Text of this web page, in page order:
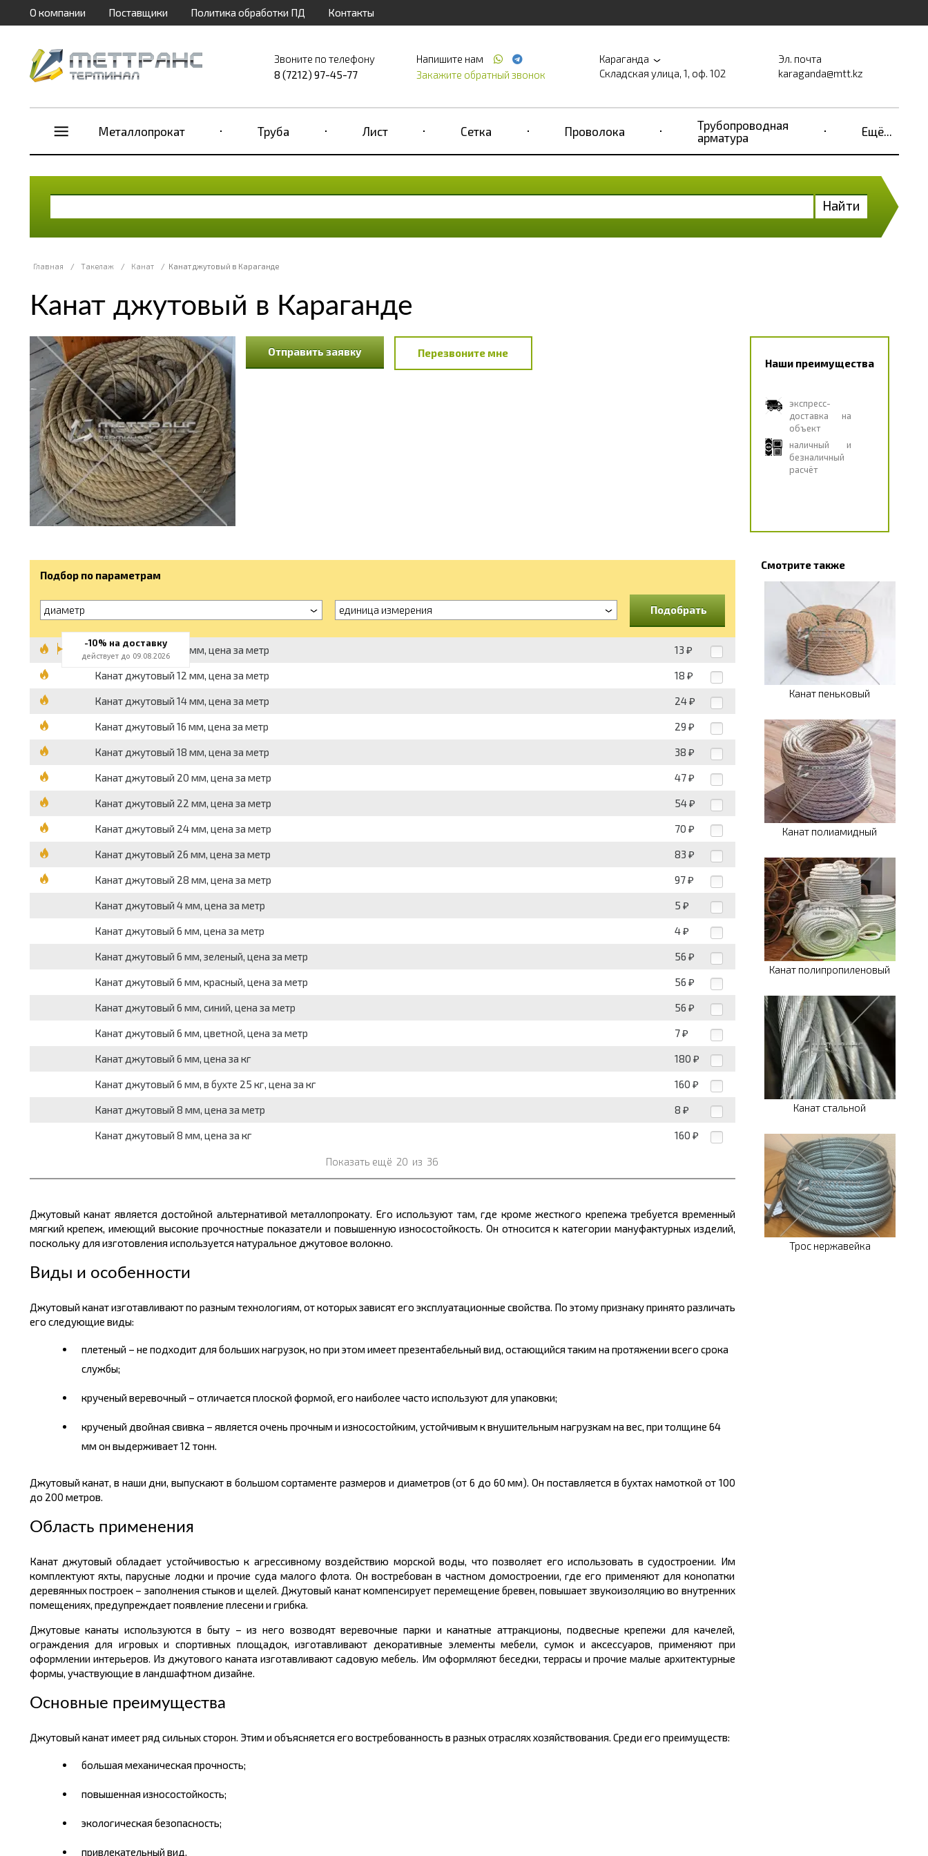
О компании Поставщики Политика обработки ПД Контакты
Звоните по телефону
8 (7212) 97-45-77
Напишите нам
Закажите обратный звонок
Караганда
Складская улица, 1, оф. 102
Эл. почта
karaganda@mtt.kz
Металлопрокат Труба Лист Сетка Проволока
Трубопроводная
арматура
Ещё...
Найти
Главная / Такелаж / Канат / Канат джутовый в Караганде
Канат джутовый в Караганде
Отправить заявку
Перезвоните мне
Наши преимущества
экспресс-
доставка на
объект
наличный и
безналичный
расчёт
Подбор по параметрам
диаметр единица измерения Подобрать
Канат джутовый 10 мм, цена за метр 13 ₽
Канат джутовый 12 мм, цена за метр 18 ₽
Канат джутовый 14 мм, цена за метр 24 ₽
Канат джутовый 16 мм, цена за метр 29 ₽
Канат джутовый 18 мм, цена за метр 38 ₽
Канат джутовый 20 мм, цена за метр 47 ₽
Канат джутовый 22 мм, цена за метр 54 ₽
Канат джутовый 24 мм, цена за метр 70 ₽
Канат джутовый 26 мм, цена за метр 83 ₽
Канат джутовый 28 мм, цена за метр 97 ₽
Канат джутовый 4 мм, цена за метр 5 ₽
Канат джутовый 6 мм, цена за метр 4 ₽
Канат джутовый 6 мм, зеленый, цена за метр 56 ₽
Канат джутовый 6 мм, красный, цена за метр 56 ₽
Канат джутовый 6 мм, синий, цена за метр 56 ₽
Канат джутовый 6 мм, цветной, цена за метр 7 ₽
Канат джутовый 6 мм, цена за кг 180 ₽
Канат джутовый 6 мм, в бухте 25 кг, цена за кг 160 ₽
Канат джутовый 8 мм, цена за метр 8 ₽
Канат джутовый 8 мм, цена за кг 160 ₽
Показать ещё 20 из 36
Джутовый канат является достойной альтернативой металлопрокату. Его используют там, где кроме жесткого крепежа требуется временный
мягкий крепеж, имеющий высокие прочностные показатели и повышенную износостойкость. Он относится к категории мануфактурных изделий,
поскольку для изготовления используется натуральное джутовое волокно.
Виды и особенности
Джутовый канат изготавливают по разным технологиям, от которых зависят его эксплуатационные свойства. По этому признаку принято различать
его следующие виды:
плетеный – не подходит для больших нагрузок, но при этом имеет презентабельный вид, остающийся таким на протяжении всего срока
службы;
крученый веревочный – отличается плоской формой, его наиболее часто используют для упаковки;
крученый двойная свивка – является очень прочным и износостойким, устойчивым к внушительным нагрузкам на вес, при толщине 64
мм он выдерживает 12 тонн.
Джутовый канат, в наши дни, выпускают в большомсортаменте размеров и диаметров (от 6 до 60 мм). Он поставляется в бухтах намоткой от 100
до 200 метров.
Область применения
Канат джутовый обладает устойчивостью к агрессивному воздействию морской воды, что позволяет его использовать в судостроении. Им
комплектуют яхты, парусные лодки и прочие суда малого флота. Он востребован в частном домостроении, где его применяют для конопатки
деревянных построек – заполнения стыков и щелей. Джутовый канат компенсирует перемещение бревен, повышает звукоизоляцию во внутренних
помещениях, предупреждает появление плесени и грибка.
Джутовые канаты используются в быту – из него возводят веревочные парки и канатные аттракционы, подвесные крепежи для качелей,
ограждения для игровых и спортивных площадок, изготавливают декоративные элементы мебели, сумок и аксессуаров, применяют при
оформлении интерьеров. Из джутового каната изготавливают садовую мебель. Им оформляют беседки, террасы и прочие малые архитектурные
формы, участвующие в ландшафтном дизайне.
Основные преимущества
Джутовый канат имеет ряд сильных сторон. Этим и объясняется его востребованность в разных отраслях хозяйствования. Среди его преимуществ:
большая механическая прочность;
повышенная износостойкость;
экологическая безопасность;
привлекательный вид.
Смотрите также
Канат пеньковый
Канат полиамидный
Канат полипропиленовый
Канат стальной
Трос нержавейка
-10% на доставку
действует до 09.08.2026